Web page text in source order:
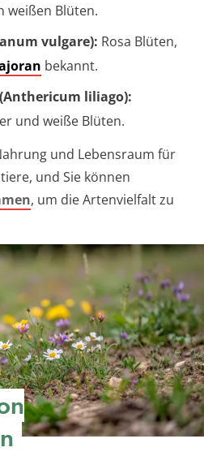
weißen Blüten.
vulgare): Rosa Blüten,
bekannt.
liliago):
und weiße Blüten.
und Lebensraum für
und Sie können
, um die Artenvielfalt zu